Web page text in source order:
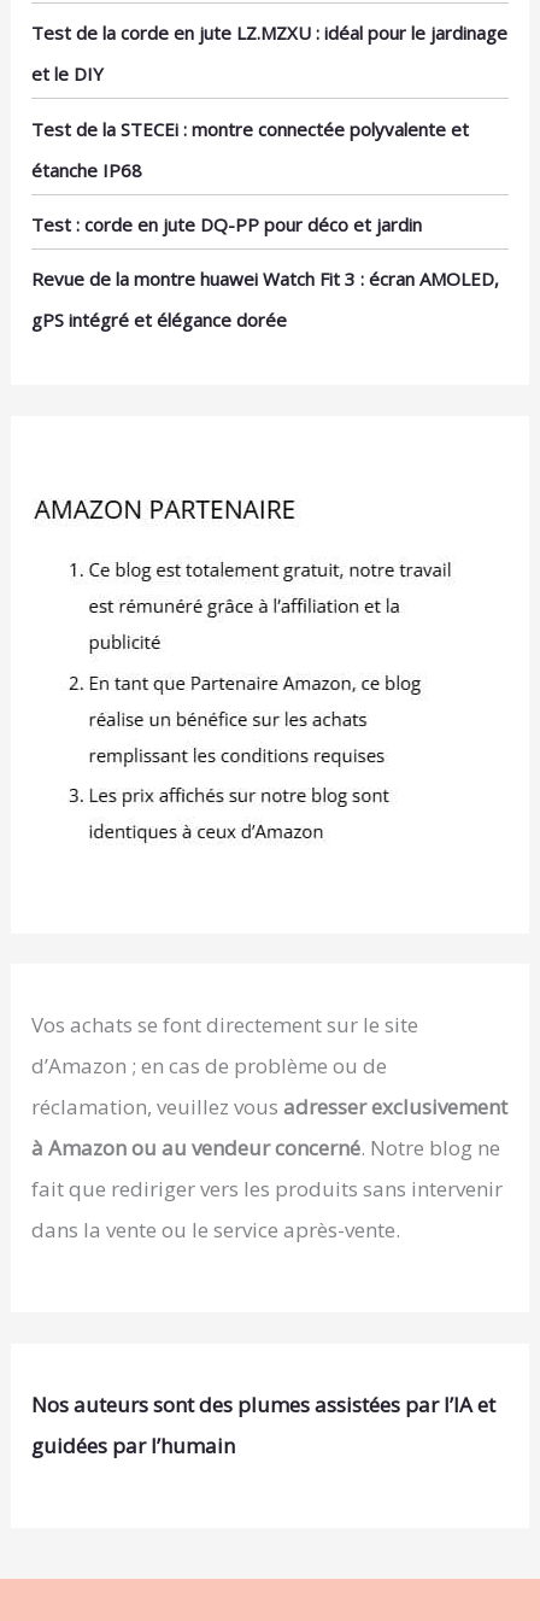
IWMH, nous proposons une garantie d’un an et un
service client réactif pour résoudre rapidement
Test de la corde en jute LZ.MZXU : idéal pour le jardinage
et le DIY
Test de la STECEi : montre connectée polyvalente et
étanche IP68
Test : corde en jute DQ-PP pour déco et jardin
Revue de la montre huawei Watch Fit 3 : écran AMOLED,
gPS intégré et élégance dorée
Vos achats se font directement sur le site
d’Amazon ; en cas de problème ou de
réclamation, veuillez vousadresser exclusivement
à Amazon ou au vendeur concerné. Notre blog ne
fait que rediriger vers les produits sans intervenir
dans la vente ou le service après-vente.
Nos auteurs sont des plumes assistées par l’IA et
guidées par l’humain